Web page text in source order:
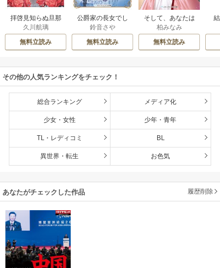
拝啓見知らぬ旦那
様、離婚していた
だきます
久川航璃
無料立読み
公爵家の長女でし
た
鈴音さや
無料立読み
そして、あなたは
私を捨てる
柏みなみ
無料立読み
その他の人気ランキングをチェック！
総合ランキング メディア化
少女・女性 少年・青年
TL・レディコミ BL
異世界・転生 お色気
あなたがチェックした作品 履歴削除